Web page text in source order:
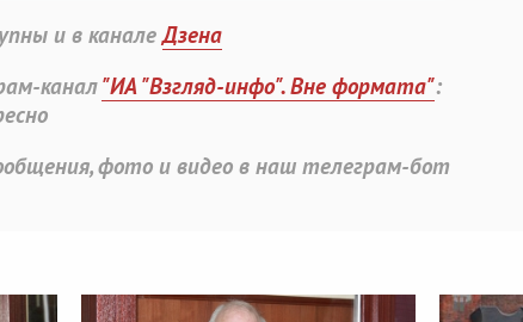
и в каналеДзена
канал"ИА "Взгляд-инфо". Вне формата":
фото и видео в наш телеграм-бот